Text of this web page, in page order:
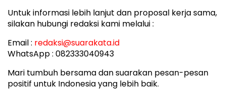
Untuk informasi lebih lanjut dan proposal kerja sama,
silakan hubungi redaksi kami melalui :
Email : redaksi@suarakata.id
WhatsApp : 082333040943
Mari tumbuh bersama dan suarakan pesan-pesan
positif untuk Indonesia yang lebih baik.